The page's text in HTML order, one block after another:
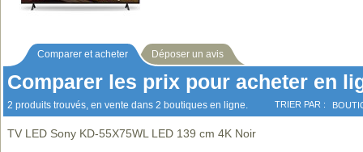
Comparer et acheter Déposer un avis
Comparer les prix pour acheter en
2 produits trouvés, en vente dans 2 boutiques en ligne. TRIER PAR :
TV LED Sony KD-55X75WL LED 139 cm 4K Noir